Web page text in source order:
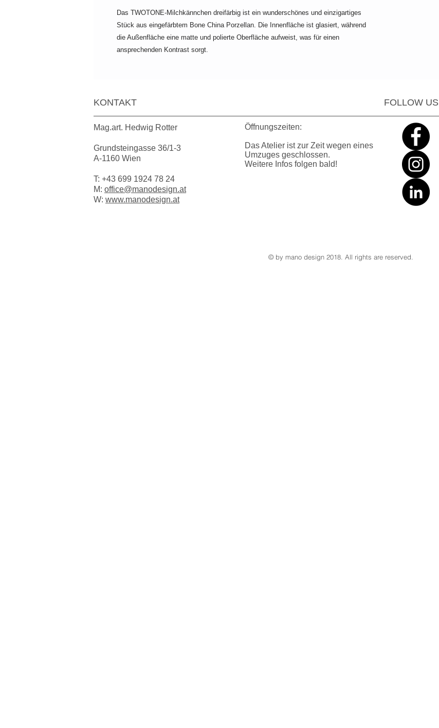
Das TWOTONE-Milchkännchen dreifärbig ist ein wunderschönes und einzigartiges
Stück aus eingefärbtem Bone China Porzellan. Die Innenfläche ist glasiert, während
die Außenfläche eine matte und polierte Oberfläche aufweist, was für einen
ansprechenden Kontrast sorgt.
KONTAKT FOLLOW US
Mag.art. Hedwig Rotter
Grundsteingasse 36/1-3
A-1160 Wien
T: +43 699 1924 78 24
M: office@manodesign.at
W: www.manodesign.at
Öffnungszeiten:
Das Atelier ist zur Zeit wegen eines
Umzuges geschlossen.
Weitere Infos folgen bald!
© by mano design 2018. All rights are reserved.